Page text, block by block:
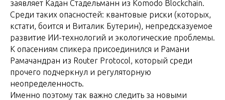
заявляет Кадан Стадельманн из Komodo Blockchain.
Среди таких опасностей: квантовые риски (которых,
кстати, боится и Виталик Бутерин), непредсказуемое
развитие ИИ-технологий и экологические проблемы.
К опасениям спикера присоединился и Рамани
Рамачандран из Router Protocol, который среди
прочего подчеркнул и регуляторную
неопределенность.
Именно поэтому так важно следить за новыми